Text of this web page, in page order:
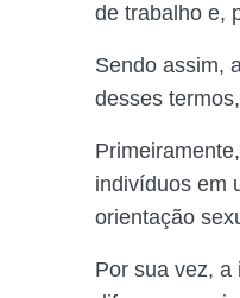
de trabalho e,
Sendo assim,
desses
indivíduos em
orientação
Por sua vez, a